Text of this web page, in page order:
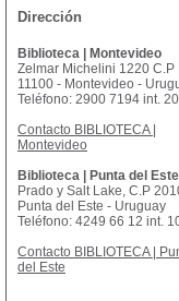
Dirección
Biblioteca | Montevideo
Zelmar Michelini 1220 C.P
11100 - Montevideo -
Teléfono: 2900 7194 int. 20
Contacto BIBLIOTECA |
Montevideo
Biblioteca | Punta del Este
Prado y Salt Lake, C.P
Punta del Este - Uruguay
Teléfono: 4249 66 12 int.
Contacto BIBLIOTECA |
del Este